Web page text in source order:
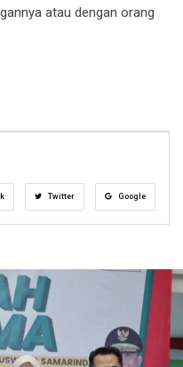
atau dengan orang
Twitter Google